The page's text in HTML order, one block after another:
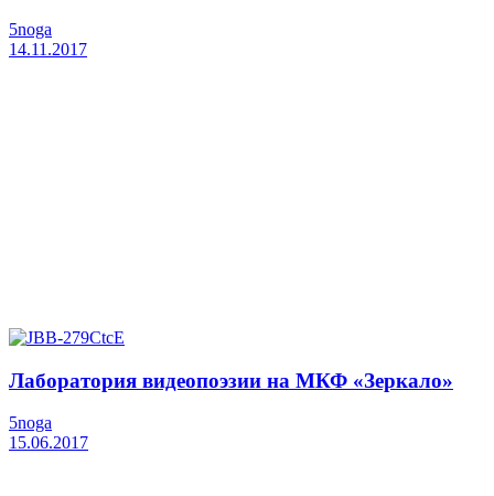
5noga
14.11.2017
Лаборатория видеопоэзии на МКФ «Зеркало»
5noga
15.06.2017